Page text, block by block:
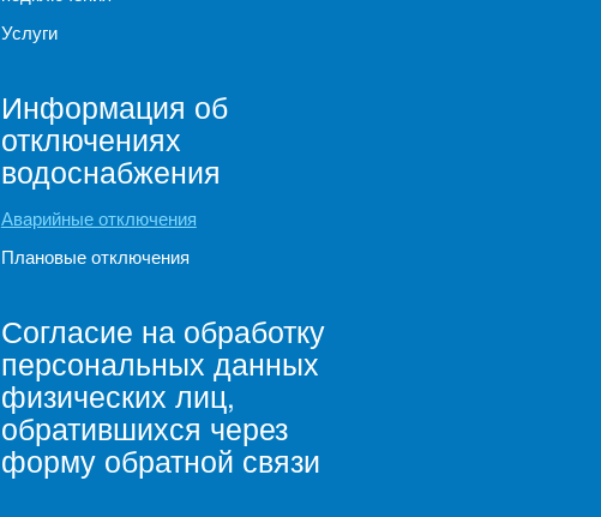
Услуги
Информация об
отключениях
водоснабжения
Аварийные отключения
Плановые отключения
Согласие на обработку
персональных данных
физических лиц,
обратившихся через
форму обратной связи